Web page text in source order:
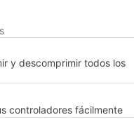
y descomprimir todos los
controladores fácilmente